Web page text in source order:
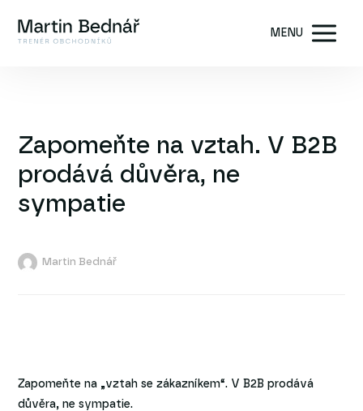
MENU
Zapomeňte na vztah. V B2B
prodává důvěra, ne
sympatie
Martin Bednář
Zapomeňte na „vztah se zákazníkem“. V B2B prodává
důvěra, ne sympatie.